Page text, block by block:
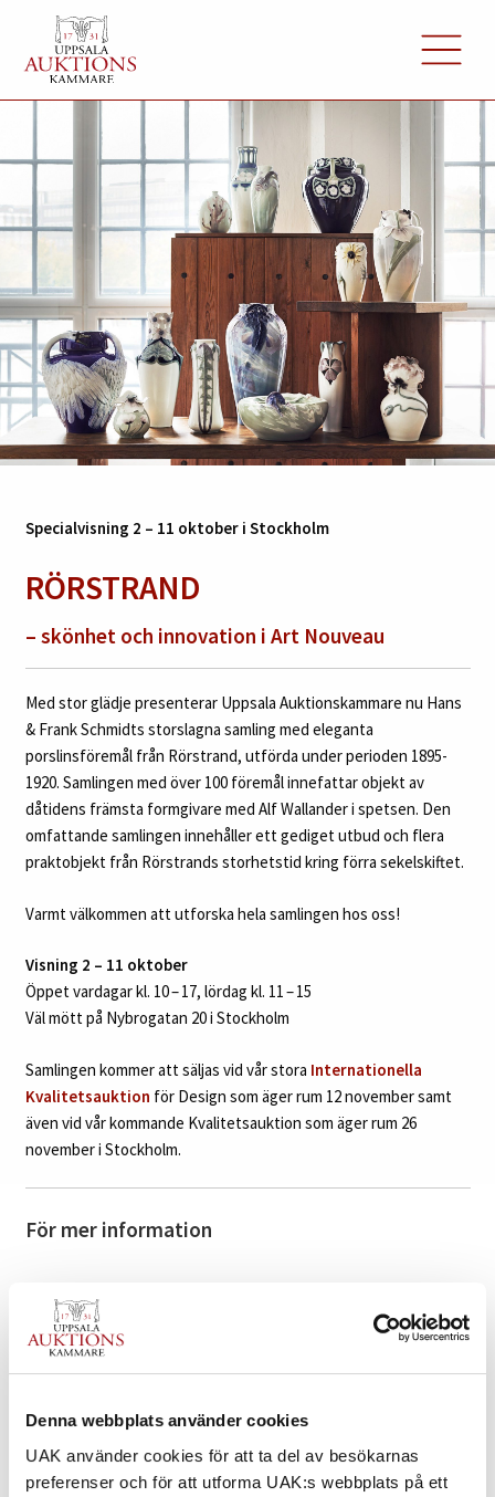
Denna webbplats använder cookies
UAK använder cookies för att ta del av besökarnas
preferenser och för att utforma UAK:s webbplats på ett
Specialvisning 2 – 11 oktober i Stockholm
RÖRSTRAND
– skönhet och innovation i Art Nouveau
Med stor glädje presenterar Uppsala Auktionskammare nu Hans
& Frank Schmidts storslagna samling med eleganta
porslinsföremål från Rörstrand, utförda under perioden 1895-
1920. Samlingen med över 100 föremål innefattar objekt av
dåtidens främsta formgivare med Alf Wallander i spetsen. Den
omfattande samlingen innehåller ett gediget utbud och flera
praktobjekt från Rörstrands storhetstid kring förra sekelskiftet.
Varmt välkommen att utforska hela samlingen hos oss!
Visning 2 – 11 oktober
Öppet vardagar kl. 10 – 17, lördag kl. 11 – 15
Väl mött på Nybrogatan 20 i Stockholm
Samlingen kommer att säljas vid vår stora Internationella
Kvalitetsauktion för Design som äger rum 12 november samt
även vid vår kommande Kvalitetsauktion som äger rum 26
november i Stockholm.
För mer information
VÄRDERING & INLÄMNING